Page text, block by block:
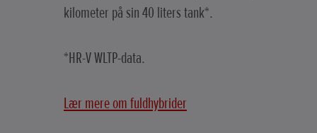
kilometer på sin 40 liters tank*.
*HR-V WLTP-data.
Lær mere om fuldhybrider